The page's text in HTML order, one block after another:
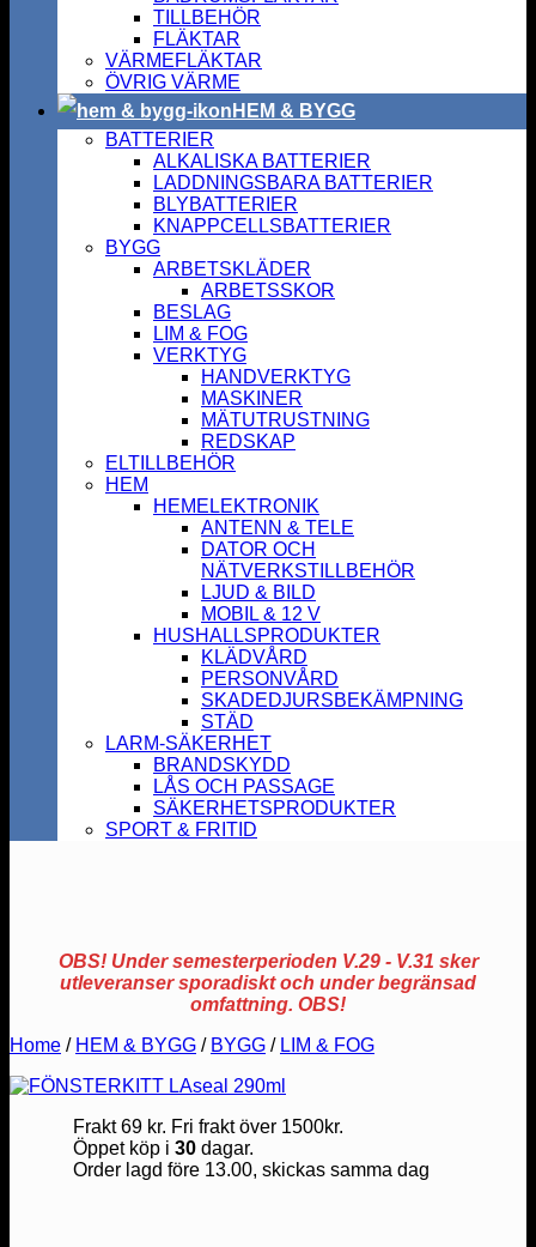
TILLBEHÖR
FLÄKTAR
VÄRMEFLÄKTAR
ÖVRIG VÄRME
HEM & BYGG
BATTERIER
ALKALISKA BATTERIER
LADDNINGSBARA BATTERIER
BLYBATTERIER
KNAPPCELLSBATTERIER
BYGG
ARBETSKLÄDER
ARBETSSKOR
BESLAG
LIM & FOG
VERKTYG
HANDVERKTYG
MASKINER
MÄTUTRUSTNING
REDSKAP
ELTILLBEHÖR
HEM
HEMELEKTRONIK
ANTENN & TELE
DATOR OCH
NÄTVERKSTILLBEHÖR
LJUD & BILD
MOBIL & 12 V
HUSHALLSPRODUKTER
KLÄDVÅRD
PERSONVÅRD
SKADEDJURSBEKÄMPNING
STÄD
LARM-SÄKERHET
BRANDSKYDD
LÅS OCH PASSAGE
SÄKERHETSPRODUKTER
SPORT & FRITID
OBS! Under semesterperioden V.29 - V.31 sker
utleveranser sporadiskt och under begränsad
omfattning. OBS!
Home / HEM & BYGG / BYGG / LIM & FOG
Frakt 69 kr. Fri frakt över 1500kr.
Öppet köp i 30dagar.
Order lagd före 13.00, skickas samma dag